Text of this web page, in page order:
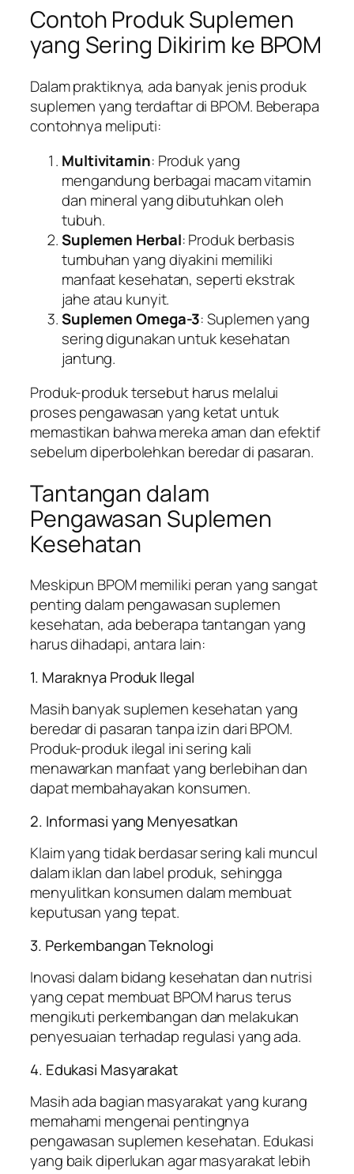
Contoh Produk Suplemen
yang Sering Dikirim ke BPOM
Dalam praktiknya, ada banyak jenis produk
suplemen yang terdaftar di BPOM. Beberapa
contohnya meliputi:
Multivitamin: Produk yang
mengandung berbagai macam vitamin
dan mineral yang dibutuhkan oleh
tubuh.
Suplemen Herbal: Produk berbasis
tumbuhan yang diyakini memiliki
manfaat kesehatan, seperti ekstrak
jahe atau kunyit.
Suplemen Omega-3: Suplemen yang
sering digunakan untuk kesehatan
jantung.
Produk-produk tersebut harus melalui
proses pengawasan yang ketat untuk
memastikan bahwa mereka aman dan efektif
sebelum diperbolehkan beredar di pasaran.
Tantangan dalam
Pengawasan Suplemen
Kesehatan
Meskipun BPOM memiliki peran yang sangat
penting dalam pengawasan suplemen
kesehatan, ada beberapa tantangan yang
harus dihadapi, antara lain:
1. Maraknya Produk Ilegal
Masih banyak suplemen kesehatan yang
beredar di pasaran tanpa izin dari BPOM.
Produk-produk ilegal ini sering kali
menawarkan manfaat yang berlebihan dan
dapat membahayakan konsumen.
2. Informasi yang Menyesatkan
Klaim yang tidak berdasar sering kali muncul
dalam iklan dan label produk, sehingga
menyulitkan konsumen dalam membuat
keputusan yang tepat.
3. Perkembangan Teknologi
Inovasi dalam bidang kesehatan dan nutrisi
yang cepat membuat BPOM harus terus
mengikuti perkembangan dan melakukan
penyesuaian terhadap regulasi yang ada.
4. Edukasi Masyarakat
Masih ada bagian masyarakat yang kurang
memahami mengenai pentingnya
pengawasan suplemen kesehatan. Edukasi
yang baik diperlukan agar masyarakat lebih